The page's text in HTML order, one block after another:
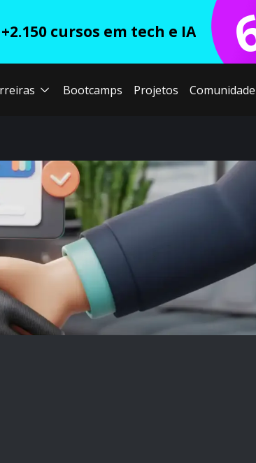
cursos em tech e IA
Bootcamps Projetos Comunidade